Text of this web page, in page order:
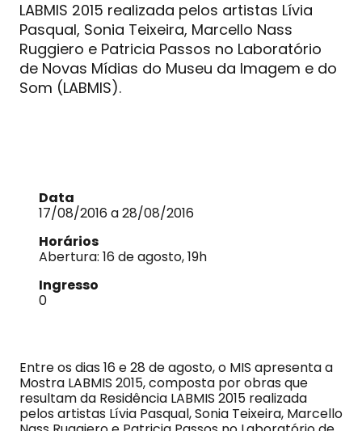
LABMIS 2015 realizada pelos artistas Lívia
Pasqual, Sonia Teixeira, Marcello Nass
Ruggiero e Patricia Passos no Laboratório
de Novas Mídias do Museu da Imagem e do
Som (LABMIS).
Data
17/08/2016 a 28/08/2016
Horários
Abertura: 16 de agosto, 19h
Ingresso
0
Entre os dias 16 e 28 de agosto, o MIS apresenta a
Mostra LABMIS 2015, composta por obras que
resultam da Residência LABMIS 2015 realizada
pelos artistas Lívia Pasqual, Sonia Teixeira, Marcello